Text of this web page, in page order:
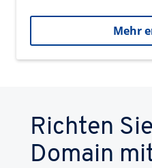
Mehr
Richten
Domain